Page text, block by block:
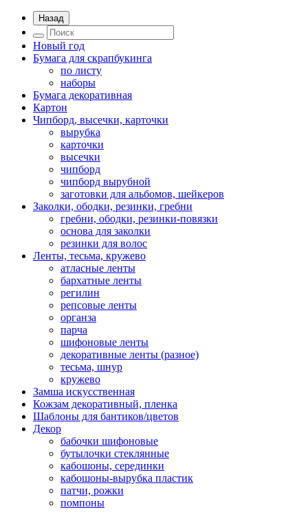
Назад
Новый год
Бумага для скрапбукинга
по листу
наборы
Бумага декоративная
Картон
Чипборд, высечки, карточки
вырубка
карточки
высечки
чипборд
чипборд вырубной
заготовки для альбомов, шейкеров
Заколки, ободки, резинки, гребни
гребни, ободки, резинки-повязки
основа для заколки
резинки для волос
Ленты, тесьма, кружево
атласные ленты
бархатные ленты
регилин
репсовые ленты
органза
парча
шифоновые ленты
декоративные ленты (разное)
тесьма, шнур
кружево
Замша искусственная
Кожзам декоративный, пленка
Шаблоны для бантиков/цветов
Декор
бабочки шифоновые
бутылочки стеклянные
кабошоны, серединки
кабошоны-вырубка пластик
патчи, рожки
помпоны